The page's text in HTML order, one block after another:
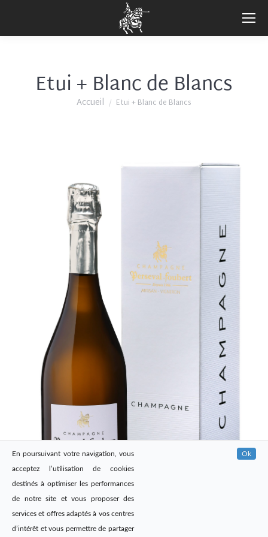
Etui + Blanc de Blancs
Vous êtes ici :
Accueil Etui + Blanc de Blancs
En poursuivant votre navigation, vous
acceptez l’utilisation de cookies
destinés à optimiser les performances
de notre site et vous proposer des
services et offres adaptés à vos centres
d’intérêt et vous permettre de partager
Ok